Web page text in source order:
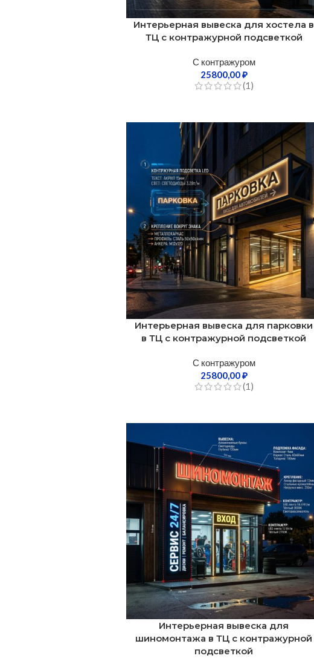
Интерьерная вывеска для хостела в
ТЦ с контражурной подсветкой
С контражуром
25800,00₽
(1)
Интерьерная вывеска для парковки
в ТЦ с контражурной подсветкой
С контражуром
25800,00₽
(1)
Интерьерная вывеска для
шиномонтажа в ТЦ с контражурной
подсветкой